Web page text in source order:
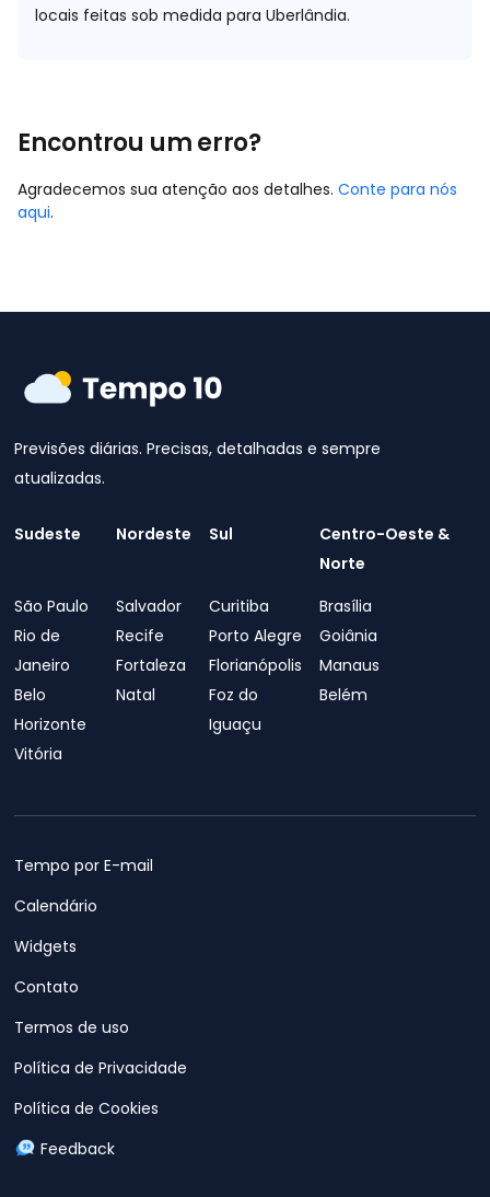
locais feitas sob medida para Uberlândia.
Encontrou um erro?
Agradecemos sua atenção aos detalhes. Conte para nós
aqui.
Previsões diárias. Precisas, detalhadas e sempre
atualizadas.
Sudeste
São Paulo
Rio de
Janeiro
Belo
Horizonte
Vitória
Nordeste
Salvador
Recife
Fortaleza
Natal
Sul
Curitiba
Porto Alegre
Florianópolis
Foz do
Iguaçu
Centro-Oeste &
Norte
Brasília
Goiânia
Manaus
Belém
Tempo por E-mail
Calendário
Widgets
Contato
Termos de uso
Política de Privacidade
Política de Cookies
Feedback